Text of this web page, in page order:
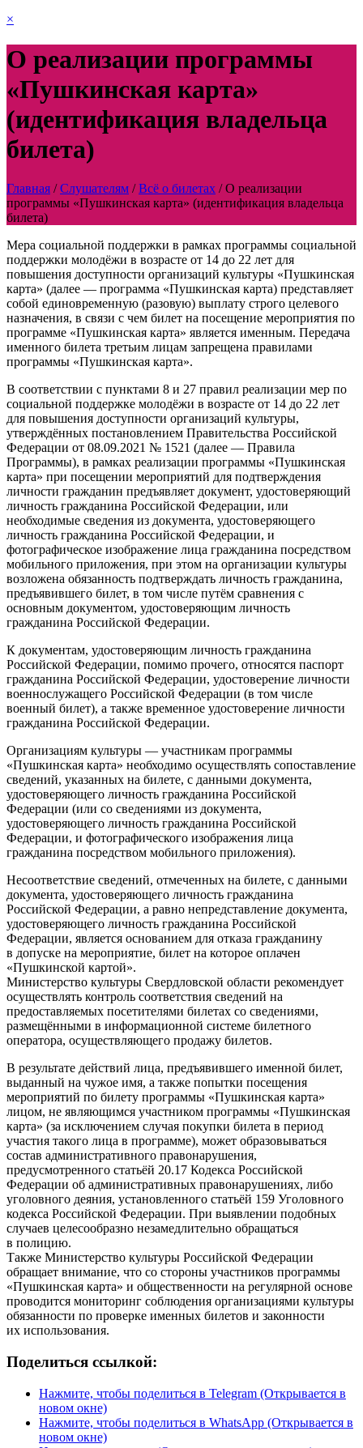
×
О реализации программы
«Пушкинская карта»
(идентификация владельца
билета)
Главная /Слушателям /Всё о билетах /О реализации
программы «Пушкинская карта» (идентификация владельца
билета)
Мера социальной поддержки в рамках программы социальной
поддержки молодёжи в возрасте от 14 до 22 лет для
повышения доступности организаций культуры «Пушкинская
карта» (далее — программа «Пушкинская карта) представляет
собой единовременную (разовую) выплату строго целевого
назначения, в связи с чем билет на посещение мероприятия по
программе «Пушкинская карта» является именным. Передача
именного билета третьим лицам запрещена правилами
программы «Пушкинская карта».
В соответствии с пунктами 8 и 27 правил реализации мер по
социальной поддержке молодёжи в возрасте от 14 до 22 лет
для повышения доступности организаций культуры,
утверждённых постановлением Правительства Российской
Федерации от 08.09.2021 № 1521 (далее — Правила
Программы), в рамках реализации программы «Пушкинская
карта» при посещении мероприятий для подтверждения
личности гражданин предъявляет документ, удостоверяющий
личность гражданина Российской Федерации, или
необходимые сведения из документа, удостоверяющего
личность гражданина Российской Федерации, и
фотографическое изображение лица гражданина посредством
мобильного приложения, при этом на организации культуры
возложена обязанность подтверждать личность гражданина,
предъявившего билет, в том числе путём сравнения с
основным документом, удостоверяющим личность
гражданина Российской Федерации.
К документам, удостоверяющим личность гражданина
Российской Федерации, помимо прочего, относятся паспорт
гражданина Российской Федерации, удостоверение личности
военнослужащего Российской Федерации (в том числе
военный билет), а также временное удостоверение личности
гражданина Российской Федерации.
Организациям культуры — участникам программы
«Пушкинская карта» необходимо осуществлять сопоставление
сведений, указанных на билете, с данными документа,
удостоверяющего личность гражданина Российской
Федерации (или со сведениями из документа,
удостоверяющего личность гражданина Российской
Федерации, и фотографического изображения лица
гражданина посредством мобильного приложения).
Несоответствие сведений, отмеченных на билете, с данными
документа, удостоверяющего личность гражданина
Российской Федерации, а равно непредставление документа,
удостоверяющего личность гражданина Российской
Федерации, является основанием для отказа гражданину
в допуске на мероприятие, билет на которое оплачен
«Пушкинской картой».
Министерство культуры Свердловской области рекомендует
осуществлять контроль соответствия сведений на
предоставляемых посетителями билетах со сведениями,
размещёнными в информационной системе билетного
оператора, осуществляющего продажу билетов.
В результате действий лица, предъявившего именной билет,
выданный на чужое имя, а также попытки посещения
мероприятий по билету программы «Пушкинская карта»
лицом, не являющимся участником программы «Пушкинская
карта» (за исключением случая покупки билета в период
участия такого лица в программе), может образовываться
состав административного правонарушения,
предусмотренного статьёй 20.17 Кодекса Российской
Федерации об административных правонарушениях, либо
уголовного деяния, установленного статьёй 159 Уголовного
кодекса Российской Федерации. При выявлении подобных
случаев целесообразно незамедлительно обращаться
в полицию.
Также Министерство культуры Российской Федерации
обращает внимание, что со стороны участников программы
«Пушкинская карта» и общественности на регулярной основе
проводится мониторинг соблюдения организациями культуры
обязанности по проверке именных билетов и законности
их использования.
Поделиться ссылкой:
Нажмите, чтобы поделиться в Telegram (Открывается в
новом окне)
Нажмите, чтобы поделиться в WhatsApp (Открывается в
новом окне)